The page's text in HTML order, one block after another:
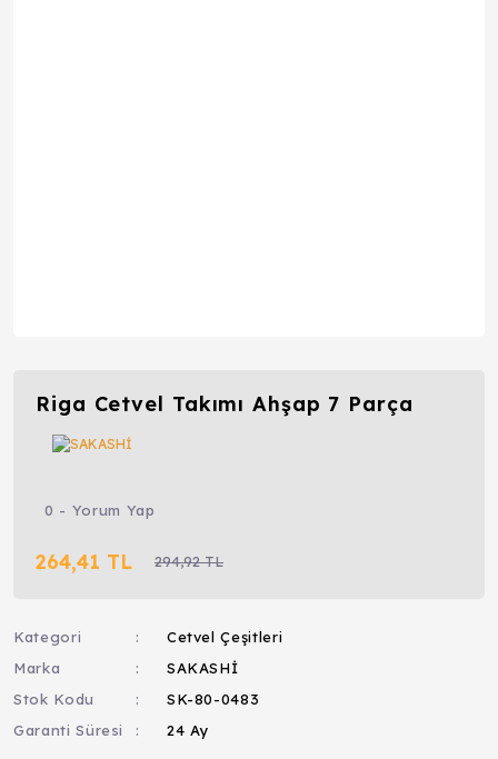
Riga Cetvel Takımı Ahşap 7 Parça
0 - Yorum Yap
264,41 TL 294,92 TL
Kategori
Cetvel Çeşitleri
Marka
SAKASHİ
Stok Kodu
SK-80-0483
Garanti Süresi
24 Ay